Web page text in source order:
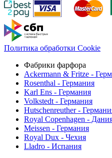
Политика обработки Cookie
Фабрики фарфора
Ackermann & Fritze -
Rosenthal - Германия
Karl Ens - Германия
Volkstedt - Германия
Hutschenreuther -
Royal Copenhagen -
Meissen - Германия
Royal Dux - Чехия
Lladro - Испания